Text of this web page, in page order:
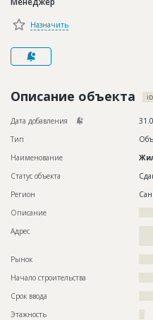
Новости
Пресс-релизы
Правила работы
Контакты
Личный кабинет
Описание объекта
Дата добавления
Тип
Наименование
Статус объекта
Регион
Описание
Адрес
Рынок
Начало строительства
Срок ввода
Этажность
Назначить